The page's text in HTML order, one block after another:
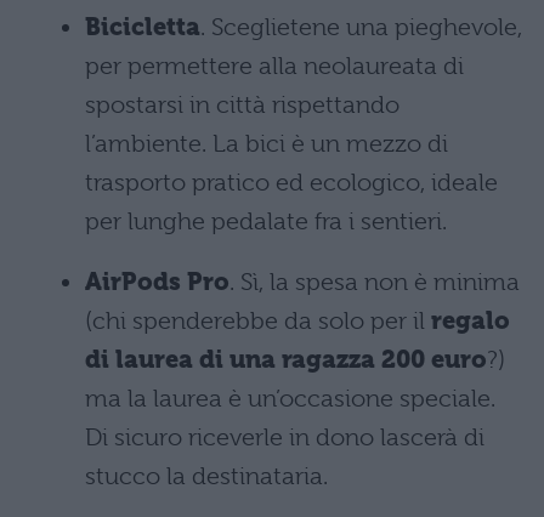
Bicicletta. Sceglietene una pieghevole,
per permettere alla neolaureata di
spostarsi in città rispettando
l’ambiente. La bici è un mezzo di
trasporto pratico ed ecologico, ideale
per lunghe pedalate fra i sentieri.
AirPods Pro. Sì, la spesa non è minima
(chi spenderebbe da solo per il regalo
di laurea di una ragazza 200 euro?)
ma la laurea è un’occasione speciale.
Di sicuro riceverle in dono lascerà di
stucco la destinataria.